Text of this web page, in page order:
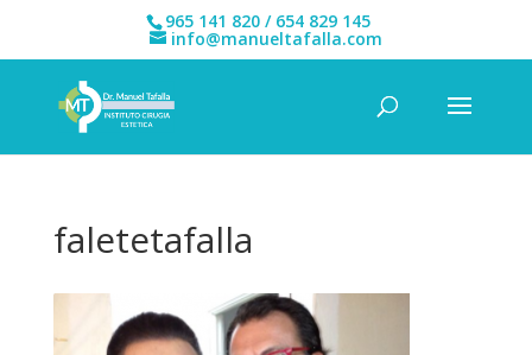
965 141 820 / 654 829 145
info@manueltafalla.com
faletetafalla